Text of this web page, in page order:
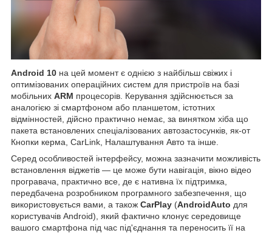
Android 10 на цей момент є однією з найбільш свіжих і
оптимізованих операційних систем для пристроїв на базі
мобільних ARM процесорів. Керування здійснюється за
аналогією зі смартфоном або планшетом, істотних
відмінностей, дійсно практично немає, за винятком хіба що
пакета встановлених спеціалізованих автозастосунків, як-от
Кнопки керма, CarLink, Налаштування Авто та інше.
Серед особливостей інтерфейсу, можна зазначити можливість
встановлення віджетів — це може бути навігація, вікно відео
програвача, практично все, де є нативна їх підтримка,
передбачена розробником програмного забезпечення, що
використовується вами, а також CarPlay (AndroidAuto для
користувачів Android), який фактично клонує середовище
вашого смартфона під час під'єднання та переносить її на